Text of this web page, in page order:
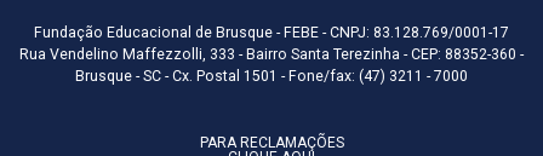
Fundação Educacional de Brusque - FEBE - CNPJ: 83.128.769/0001-17
Rua Vendelino Maffezzolli, 333 - Bairro Santa Terezinha - CEP: 88352-360 -
Brusque - SC - Cx. Postal 1501 - Fone/fax: (47) 3211 - 7000
PARA RECLAMAÇÕES